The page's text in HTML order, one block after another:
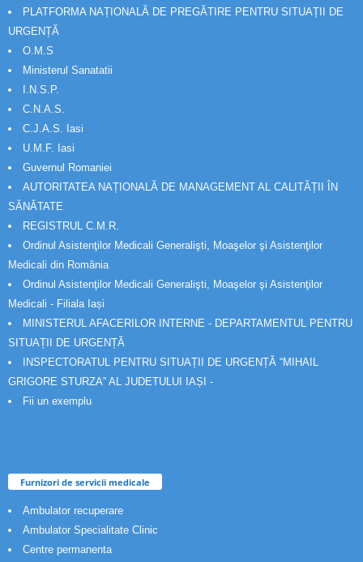
PLATFORMA NAȚIONALĂ DE PREGĂTIRE PENTRU SITUAȚII DE
URGENȚĂ
O.M.S
Ministerul Sanatatii
I.N.S.P.
C.N.A.S.
C.J.A.S. Iasi
U.M.F. Iasi
Guvernul Romaniei
AUTORITATEA NAȚIONALĂ DE MANAGEMENT AL CALITĂȚII ÎN
SĂNĂTATE
REGISTRUL C.M.R.
Ordinul Asistenţilor Medicali Generalişti, Moaşelor şi Asistenţilor
Medicali din România
Ordinul Asistenţilor Medicali Generalişti, Moaşelor şi Asistenţilor
Medicali - Filiala Iași
MINISTERUL AFACERILOR INTERNE - DEPARTAMENTUL PENTRU
SITUAȚII DE URGENȚĂ
INSPECTORATUL PENTRU SITUAȚII DE URGENȚĂ “MIHAIL
GRIGORE STURZA” AL JUDETULUI IAȘI -
Fii un exemplu
Furnizori de servicii medicale
Ambulator recuperare
Ambulator Specialitate Clinic
Centre permanenta